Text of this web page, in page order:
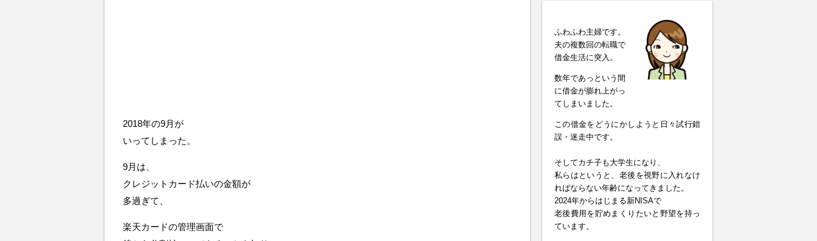
2018年の9月が
いってしまった。
9月は、
クレジットカード払いの金額が
多過ぎて、
楽天カードの管理画面で
ふわふわ主婦です。
夫の複数回の転職で
借金生活に突入。
数年であっという間
に借金が膨れ上がっ
てしまいました。
この借金をどうにかしようと日々試行錯
誤・迷走中です。
そしてカチ子も大学生になり、
私らはというと、老後を視野に入れなけ
ればならない年齢になってきました。
2024年からはじまる新NISAで
老後費用を貯めまくりたいと野望を持っ
ています。